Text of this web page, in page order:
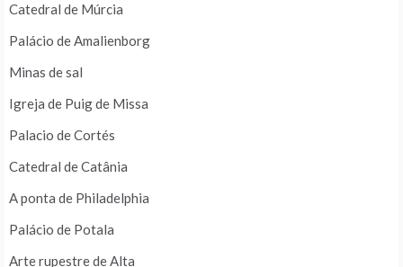
Catedral de Múrcia
Palácio de Amalienborg
Minas de sal
Igreja de Puig de Missa
Palacio de Cortés
Catedral de Catânia
A ponta de Philadelphia
Palácio de Potala
Arte rupestre de Alta